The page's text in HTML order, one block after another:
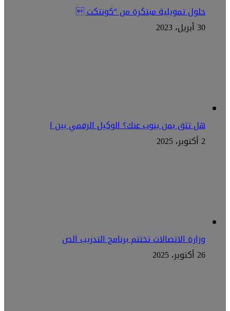
حلول تمويلية مبتكرة من “كونتكت 
30 أبريل، 2023
هل تثق بمن ينوب عنك؟ الوكيل الرقمي بين ا
2 أكتوبر، 2025
وزارة الاتصالات تختتم برنامج التدريب الص
26 أكتوبر، 2025